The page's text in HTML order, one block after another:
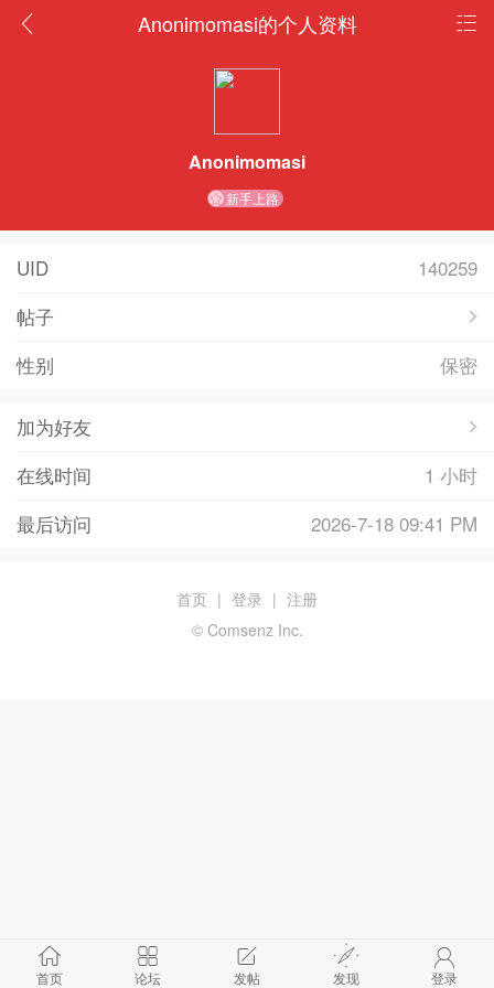
Anonimomasi的个人资料
Anonimomasi
新手上路
UID
140259
帖子
性别
保密
加为好友
在线时间
1 小时
最后访问
2026-7-18 09:41 PM
首页 论坛 发帖 发现 登录
首页 | 登录 | 注册
© Comsenz Inc.